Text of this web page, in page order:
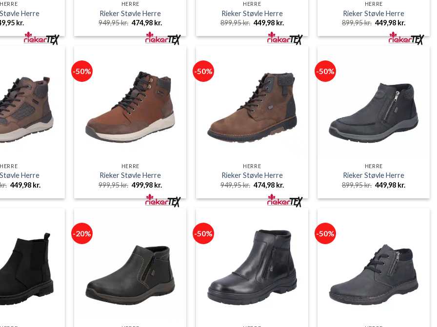
HERRE
Herre
kr.
HERRE
Rieker Støvle Herre
949,95kr. Den
oprindelige
pris
474,98 kr.
pris
er:
HERRE
Rieker Støvle Herre
899,95kr. Den
oprindelige
pris
449,98 kr.
pris
er:
HERRE
Rieker Støvle Herre
899,95kr. Den
oprindelige
pris
449,98 kr.
pris
er:
HERRE
Herre
Den
oprindelige
pris
449,98 kr.
pris
-50%
HERRE
Rieker Støvle Herre
999,95kr. Den
oprindelige
pris
499,98 kr.
pris
er:
-50%
HERRE
Rieker Støvle Herre
949,95kr. Den
oprindelige
pris
474,98 kr.
pris
er:
-50%
HERRE
Rieker Støvle Herre
899,95kr. Den
oprindelige
pris
449,98 kr.
pris
-20% -50% -50%